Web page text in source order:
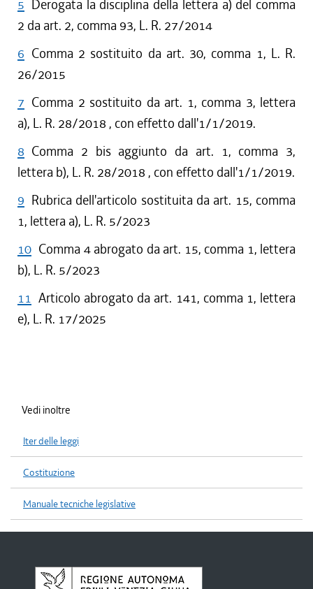
5 Derogata la disciplina della lettera a) del comma
2 da art. 2, comma 93, L. R. 27/2014
6 Comma 2 sostituito da art. 30, comma 1, L. R.
26/2015
7 Comma 2 sostituito da art. 1, comma 3, lettera
a), L. R. 28/2018 , con effetto dall'1/1/2019.
8 Comma 2 bis aggiunto da art. 1, comma 3,
lettera b), L. R. 28/2018 , con effetto dall'1/1/2019.
9 Rubrica dell'articolo sostituita da art. 15, comma
1, lettera a), L. R. 5/2023
10 Comma 4 abrogato da art. 15, comma 1, lettera
b), L. R. 5/2023
11 Articolo abrogato da art. 141, comma 1, lettera
e), L. R. 17/2025
Vedi inoltre
Iter delle leggi
Costituzione
Manuale tecniche legislative